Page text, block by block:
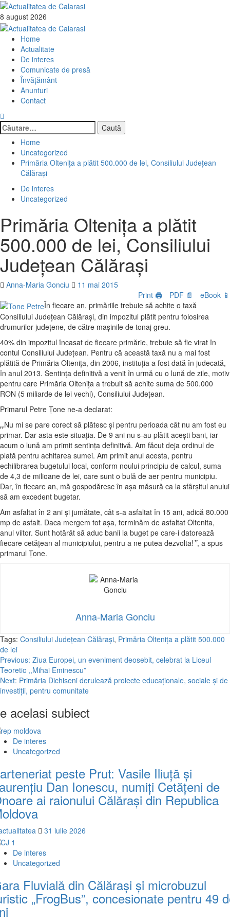
Skip
to
content
8 august 2026
Primary
Menu
Home
Actualitate
De interes
Comunicate de presă
Învăţământ
Anunturi
Contact
Caută
după:
Home
Uncategorized
Primăria Oltenița a plătit 500.000 de lei, Consiliului Județean
Călărași
De interes
Uncategorized
Primăria Oltenița a plătit
500.000 de lei, Consiliului
Județean Călărași
Anna-Maria Gonciu
11 mai 2015
Print 🖨
PDF 📄
eBook 📱
În fiecare an, primăriile trebuie să achite o taxă
Consiliului Județean Călărași, din impozitul plătit pentru folosirea
drumurilor județene, de către mașinile de tonaj greu.
40% din impozitul încasat de fiecare primărie, trebuie să fie virat în
contul Consiliului Județean. Pentru că această taxă nu a mai fost
plătită de Primăria Oltenița, din 2006, instituția a fost dată în judecată,
în anul 2013. Sentința definitivă a venit în urmă cu o lună de zile, motiv
pentru care Primăria Oltenița a trebuit să achite suma de 500.000
RON (5 miliarde de lei vechi), Consiliului Județean.
Primarul Petre Țone ne-a declarat:
,,Nu mi se pare corect să plătesc și pentru perioada cât nu am fost eu
primar. Dar asta este situația. De 9 ani nu s-au plătit acești bani, iar
acum o lună am primit sentința definitivă. Am făcut deja ordinul de
plată pentru achitarea sumei. Am primit anul acesta, pentru
echilibrarea bugetului local, conform noului principiu de calcul, suma
de 4,3 de milioane de lei, care sunt o bulă de aer pentru municipiu.
Dar, în fiecare an, mă gospodăresc în așa măsură ca la sfârșitul anului
să am excedent bugetar.
Am asfaltat în 2 ani și jumătate, cât s-a asfaltat în 15 ani, adică 80.000
mp de asfalt. Daca mergem tot așa, terminăm de asfaltat Oltenita,
anul viitor. Sunt hotărât să aduc banii la buget pe care-i datorează
fiecare cetățean al municipiului, pentru a ne putea dezvolta!”, a spus
primarul Țone.
Anna-Maria Gonciu
Tags: Consiliului Județean Călărași, Primăria Oltenița a plătit 500.000
de lei
Post
navigation
Previous: Ziua Europei, un eveniment deosebit, celebrat la Liceul
Teoretic ,,Mihai Eminescu”
Next: Primăria Dichiseni derulează proiecte educaționale, sociale și de
investiții, pentru comunitate
acelasi subiect
De interes
Uncategorized
peste Prut: Vasile Iliuță și
Dan Ionescu, numiți Cetățeni de
ai raionului Călărași din Republica
31 iulie 2026
De interes
Uncategorized
Fluvială din Călărași și microbuzul
„FrogBus”, concesionate pentru 49